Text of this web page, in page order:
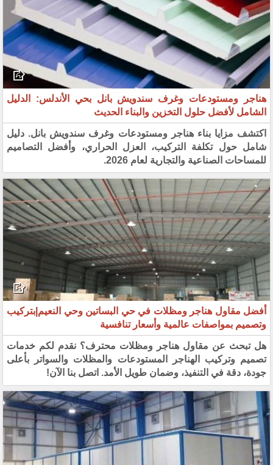
هناجر ومستودعات وغرف سندويش بانل بحي الأندلس: الدليل
الشامل لأفضل حلول التخزين والبناء الحديث
اكتشف مزايا بناء هناجر ومستودعات وغرف سندويش بانل. دليل
شامل حول تكلفة التركيب، العزل الحراري، وأفضل التصاميم
للمساحات الصناعية والتجارية لعام 2026.
أفضل مقاول هناجر ومظلات في حي البساتين وحي النعيم|بتركيب
وتصميم بمواصفات عالمية وأسعار تنافسية
هل تبحث عن مقاول هناجر ومظلات محترف؟ نقدم لكم خدمات
تصميم وتركيب الهناجر المستودعات والمظلات والسواتر بأعلى
جودة، دقة في التنفيذ، وضمان طويل الأمد. اتصل بنا الآن!